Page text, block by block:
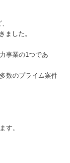
ました。
事業の1つであ
数のプライム案件
す。